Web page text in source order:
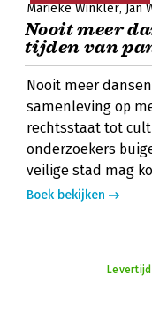
Marieke Winkler Jan
Nooit meer
tijden van
Nooit meer
samenleving op
rechtsstaat tot
onderzoekers
veilige stad mag
Boek bekijken